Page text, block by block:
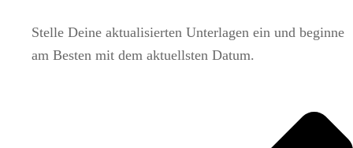
Stelle Deine aktualisierten Unterlagen ein und beginne
am Besten mit dem aktuellsten Datum.